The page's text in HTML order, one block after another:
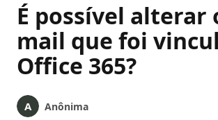
É possível alterar
mail que foi
Office 365?
Anônima